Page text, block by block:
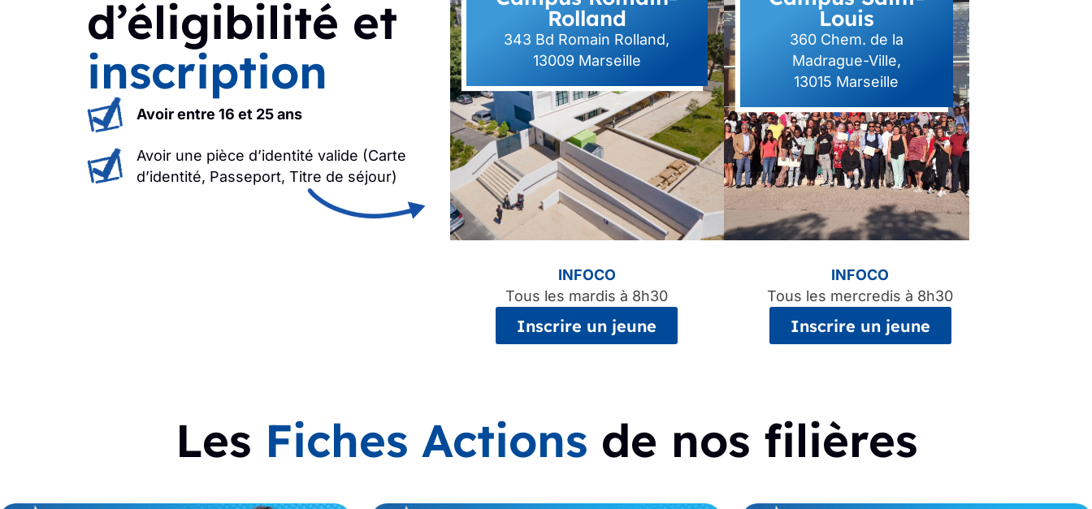
d’éligibilité et
inscription
Avoir entre 16 et 25 ans
Avoir une pièce d’identité valide (Carte
d’identité, Passeport, Titre de séjour)
Rolland
343 Bd Romain Rolland,
13009 Marseille
Louis
360 Chem. de la
Madrague-Ville,
13015 Marseille
INFOCO
Tous les mardis à 8h30
Inscrire un jeune
INFOCO
Tous les mercredis à 8h30
Inscrire un jeune
Les Fiches Actions de nos filières